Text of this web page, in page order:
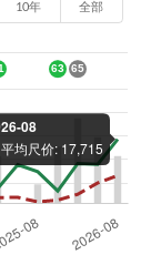
10年 全部